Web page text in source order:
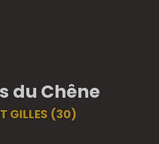
du Chêne
GILLES (30)